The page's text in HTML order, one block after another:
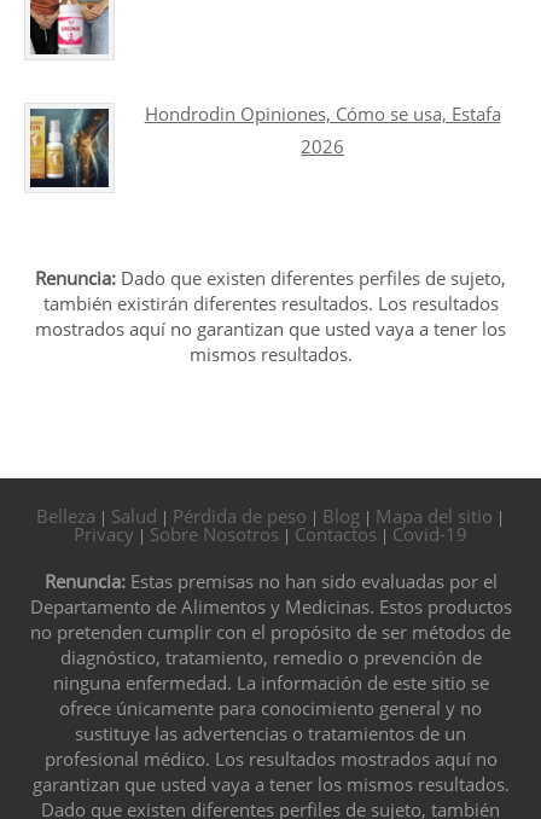
Hondrodin Opiniones, Cómo se usa, Estafa
2026
Renuncia: Dado que existen diferentes perfiles de sujeto,
también existirán diferentes resultados. Los resultados
mostrados aquí no garantizan que usted vaya a tener los
mismos resultados.
Belleza | Salud | Pérdida de peso | Blog | Mapa del sitio |
Privacy | Sobre Nosotros | Contactos | Covid-19
Renuncia:Estas premisas no han sido evaluadas por el
Departamento de Alimentos y Medicinas. Estos productos
no pretenden cumplir con el propósito de ser métodos de
diagnóstico, tratamiento, remedio o prevención de
ninguna enfermedad. La información de este sitio se
ofrece únicamente para conocimiento general y no
sustituye las advertencias o tratamientos de un
profesional médico. Los resultados mostrados aquí no
garantizan que usted vaya a tener los mismos resultados.
Dado que existen diferentes perfiles de sujeto, también